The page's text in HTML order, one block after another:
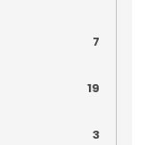
7
19
3